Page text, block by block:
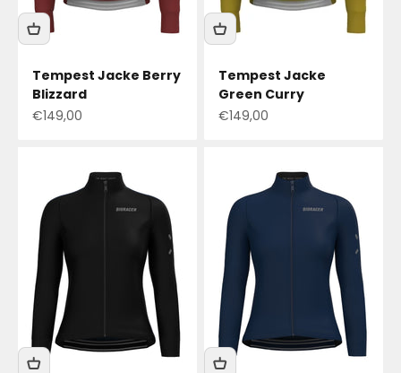
Tempest Jacke Berry
Blizzard
Angebotspreis
€149,00
Tempest Jacke
Green Curry
Angebotspreis
€149,00